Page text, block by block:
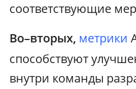
соответствующие
Во–вторых, метрики
способствуют
внутри команды